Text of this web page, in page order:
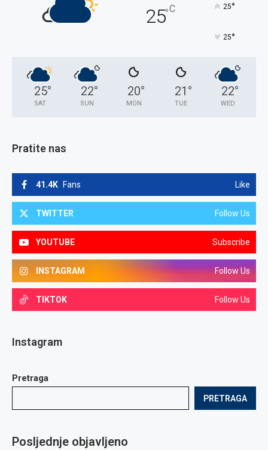
25°C 25°
25°
25°
SAT
22°
SUN
20°
MON
21 °
TUE
22°
WED
Pratite nas
41.4K Fans Like
TWITTER Follow Us
YOUTUBE Subscribe
INSTAGRAM Follow Us
TIKTOK Follow Us
Instagram
Pretraga
PRETRAGA
Posljednje objavljeno